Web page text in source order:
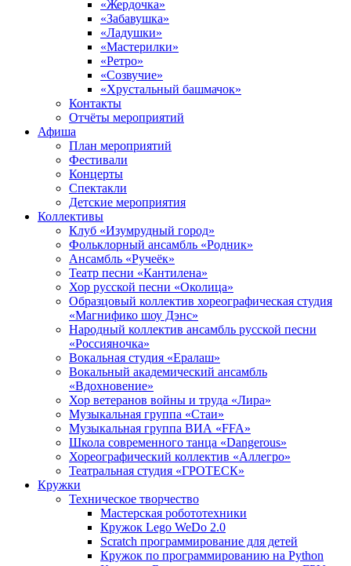
«Жердочка»
«Забавушка»
«Ладушки»
«Мастерилки»
«Ретро»
«Созвучие»
«Хрустальный башмачок»
Контакты
Отчёты мероприятий
Афиша
План мероприятий
Фестивали
Концерты
Спектакли
Детские мероприятия
Коллективы
Клуб «Изумрудный город»
Фольклорный ансамбль «Родник»
Ансамбль «Ручеёк»
Театр песни «Кантилена»
Хор русской песни «Околица»
Образцовый коллектив хореографическая студия
«Магнифико шоу Дэнс»
Народный коллектив ансамбль русской песни
«Россияночка»
Вокальная студия «Ералаш»
Вокальный академический ансамбль
«Вдохновение»
Хор ветеранов войны и труда «Лира»
Музыкальная группа «Стаи»
Музыкальная группа ВИА «FFA»
Школа современного танца «Dangerous»
Хореографический коллектив «Аллегро»
Театральная студия «ГРОТЕСК»
Кружки
Техническое творчество
Мастерская робототехники
Кружок Lego WeDo 2.0
Scratch программирование для детей
Кружок по программированию на Python